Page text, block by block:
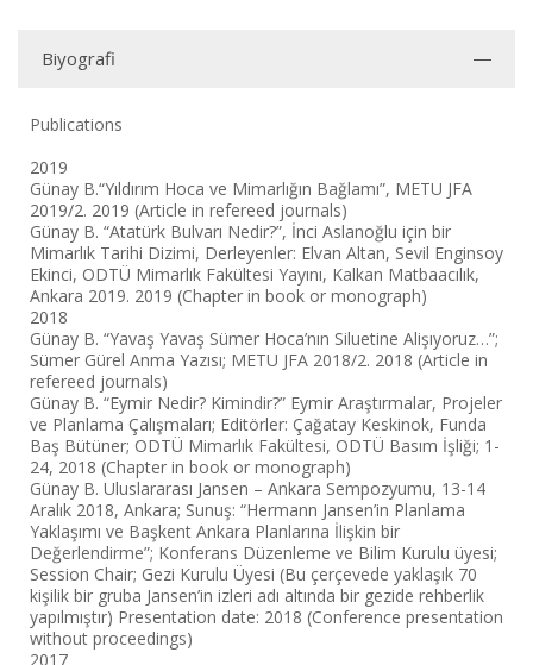
Biyografi
Publications
2019
Günay B.“Yıldırım Hoca ve Mimarlığın Bağlamı”, METU JFA
2019/2. 2019 (Article in refereed journals)
Günay B. “Atatürk Bulvarı Nedir?”, İnci Aslanoğlu için bir
Mimarlık Tarihi Dizimi, Derleyenler: Elvan Altan, Sevil Enginsoy
Ekinci, ODTÜ Mimarlık Fakültesi Yayını, Kalkan Matbaacılık,
Ankara 2019. 2019 (Chapter in book or monograph)
2018
Günay B. “Yavaş Yavaş Sümer Hoca’nın Siluetine Alişıyoruz…”;
Sümer Gürel Anma Yazısı; METU JFA 2018/2. 2018 (Article in
refereed journals)
Günay B. “Eymir Nedir? Kimindir?” Eymir Araştırmalar, Projeler
ve Planlama Çalışmaları; Editörler: Çağatay Keskinok, Funda
Baş Bütüner; ODTÜ Mimarlık Fakültesi, ODTÜ Basım İşliği; 1-
24, 2018 (Chapter in book or monograph)
Günay B. Uluslararası Jansen – Ankara Sempozyumu, 13-14
Aralık 2018, Ankara; Sunuş: “Hermann Jansen’in Planlama
Yaklaşımı ve Başkent Ankara Planlarına İlişkin bir
Değerlendirme”; Konferans Düzenleme ve Bilim Kurulu üyesi;
Session Chair; Gezi Kurulu Üyesi (Bu çerçevede yaklaşık 70
kişilik bir gruba Jansen’in izleri adı altında bir gezide rehberlik
yapılmıştır) Presentation date: 2018 (Conference presentation
without proceedings)
2017